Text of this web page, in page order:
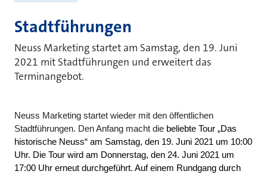
Stadtführungen
Neuss Marketing startet am Samstag, den 19. Juni
2021 mit Stadtführungen und erweitert das
Terminangebot.
Neuss Marketing startet wieder mit den öffentlichen
Stadtführungen. Den Anfang macht die beliebte Tour „Das
historische Neuss“ am Samstag, den 19. Juni 2021 um 10:00
Uhr. Die Tour wird am Donnerstag, den 24. Juni 2021 um
17:00 Uhr erneut durchgeführt. Auf einem Rundgang durch